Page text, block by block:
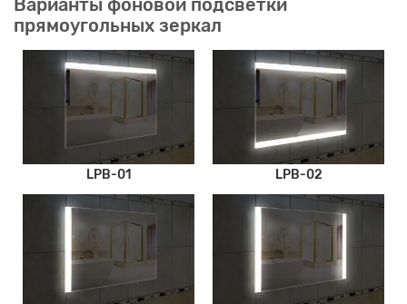
Варианты фоновой подсветки
прямоугольных зеркал
LPB-01 LPB-02